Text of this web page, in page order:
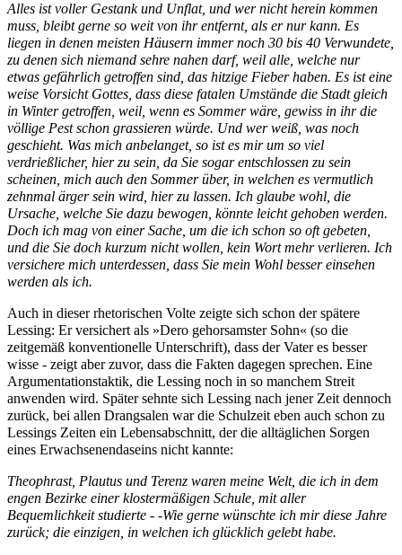
Alles ist voller Gestank und Unflat, und wer nicht herein kommen
muss, bleibt gerne so weit von ihr entfernt, als er nur kann. Es
liegen in denen meisten Häusern immer noch 30 bis 40 Verwundete,
zu denen sich niemand sehre nahen darf, weil alle, welche nur
etwas gefährlich getroffen sind, das hitzige Fieber haben. Es ist eine
weise Vorsicht Gottes, dass diese fatalen Umstände die Stadt gleich
in Winter getroffen, weil, wenn es Sommer wäre, gewiss in ihr die
völlige Pest schon grassieren würde. Und wer weiß, was noch
geschieht. Was mich anbelanget, so ist es mir um so viel
verdrießlicher, hier zu sein, da Sie sogar entschlossen zu sein
scheinen, mich auch den Sommer über, in welchen es vermutlich
zehnmal ärger sein wird, hier zu lassen. Ich glaube wohl, die
Ursache, welche Sie dazu bewogen, könnte leicht gehoben werden.
Doch ich mag von einer Sache, um die ich schon so oft gebeten,
und die Sie doch kurzum nicht wollen, kein Wort mehr verlieren. Ich
versichere mich unterdessen, dass Sie mein Wohl besser einsehen
werden als ich.
Auch in dieser rhetorischen Volte zeigte sich schon der spätere
Lessing: Er versichert als »Dero gehorsamster Sohn« (so die
zeitgemäß konventionelle Unterschrift), dass der Vater es besser
wisse - zeigt aber zuvor, dass die Fakten dagegen sprechen. Eine
Argumentationstaktik, die Lessing noch in so manchem Streit
anwenden wird. Später sehnte sich Lessing nach jener Zeit dennoch
zurück, bei allen Drangsalen war die Schulzeit eben auch schon zu
Lessings Zeiten ein Lebensabschnitt, der die alltäglichen Sorgen
eines Erwachsenendaseins nicht kannte:
Theophrast, Plautus und Terenz waren meine Welt, die ich in dem
engen Bezirke einer klostermäßigen Schule, mit aller
Bequemlichkeit studierte - -Wie gerne wünschte ich mir diese Jahre
zurück; die einzigen, in welchen ich glücklich gelebt habe.